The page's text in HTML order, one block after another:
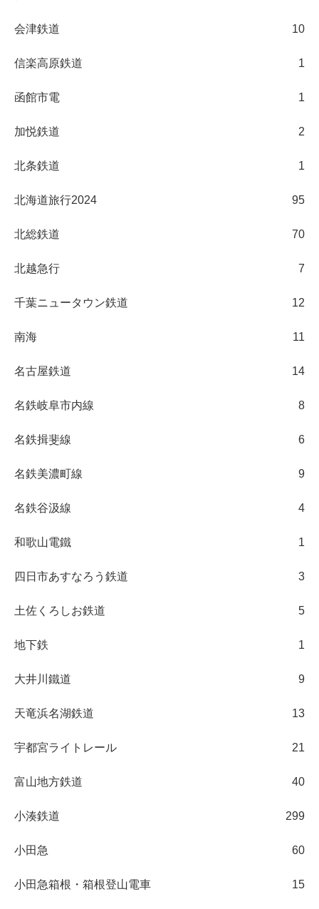
会津鉄道 10
信楽高原鉄道 1
函館市電 1
加悦鉄道 2
北条鉄道 1
北海道旅行2024 95
北総鉄道 70
北越急行 7
千葉ニュータウン鉄道 12
南海 11
名古屋鉄道 14
名鉄岐阜市内線 8
名鉄揖斐線 6
名鉄美濃町線 9
名鉄谷汲線 4
和歌山電鐵 1
四日市あすなろう鉄道 3
土佐くろしお鉄道 5
地下鉄 1
大井川鐵道 9
天竜浜名湖鉄道 13
宇都宮ライトレール 21
富山地方鉄道 40
小湊鉄道 299
小田急 60
小田急箱根・箱根登山電車 15